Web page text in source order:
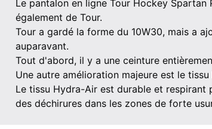
Le pantalon en ligne Tour Hockey
également de Tour.
Tour a gardé la forme du 10W30, mais a
auparavant.
Tout d'abord, il y a une ceinture
Une autre amélioration majeure est le
Le tissu Hydra-Air est durable et
des déchirures dans les zones de forte